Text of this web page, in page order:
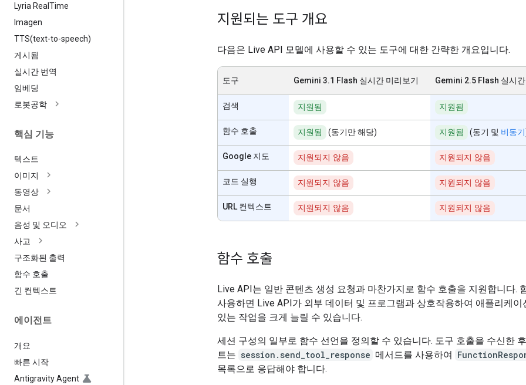
Lyria Real Time
Imagen
TTS(text-to-speech)
게시됨
실시간 번역
임베딩
로봇공학
핵심 기능
텍스트
이미지
동영상
문서
음성 및 오디오
사고
구조화된 출력
함수 호출
긴 컨텍스트
에이전트
개요
빠른 시작
Antigravity Agent
지원되는 도구 개요
다음은 Live API 모델에 사용할 수 있는 도구에 대한 간략한 개요입니다.
도구 Gemini 3.1 Flash 실시간 미리보기 Gemini 2.5 Flash 실시
검색 지원됨 지원됨
함수 호출 지원됨 (동기만 해당) 지원됨 (동기 및 비동기
Google 지도 지원되지 않음 지원되지 않음
코드 실행 지원되지 않음 지원되지 않음
URL 컨텍스트 지원되지 않음 지원되지 않음
함수 호출
Live API는 일반 콘텐츠 생성 요청과 마찬가지로 함수 호출을 지원합니다.
사용하면 Live API가 외부 데이터 및 프로그램과 상호작용하여 애플리케이
있는 작업을 크게 늘릴 수 있습니다.
세션 구성의 일부로 함수 선언을 정의할 수 있습니다. 도구 호출을 수신한
트는 session.send_tool_response 메서드를 사용하여
목록으로 응답해야 합니다.